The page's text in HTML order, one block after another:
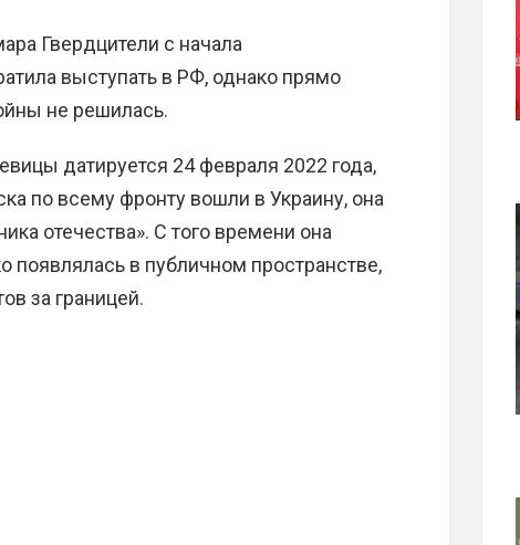
Гвердцители с начала
выступать в РФ, однако прямо
не решилась.
датируется 24 февраля 2022 года,
по всему фронту вошли в Украину, она
отечества». С того времени она
появлялась в публичном пространстве,
за границей.